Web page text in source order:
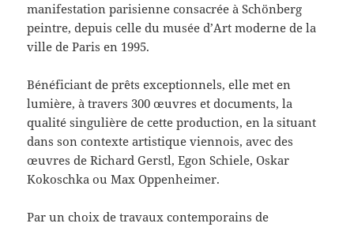
manifestation parisienne consacrée à Schönberg
peintre, depuis celle du musée d’Art moderne de la
ville de Paris en 1995.
Bénéficiant de prêts exceptionnels, elle met en
lumière, à travers 300 œuvres et documents, la
qualité singulière de cette production, en la situant
dans son contexte artistique viennois, avec des
œuvres de Richard Gerstl, Egon Schiele, Oskar
Kokoschka ou Max Oppenheimer.
Par un choix de travaux contemporains de